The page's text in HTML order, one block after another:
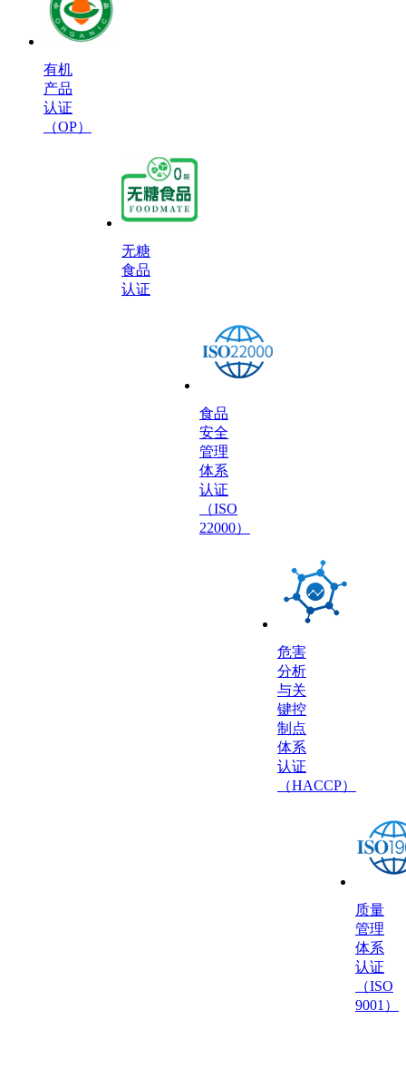
有机
产品
认证
（OP）
无糖
食品
认证
食品
安全
管理
体系
认证
（ISO
22000）
危害
分析
与关
键控
制点
体系
认证
（HACCP）
质量
管理
体系
认证
（ISO
9001）